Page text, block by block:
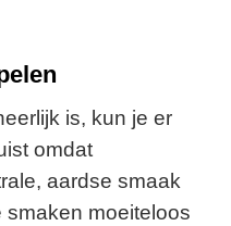
is, kun je er
omdat
aardse smaak
smaken moeiteloos